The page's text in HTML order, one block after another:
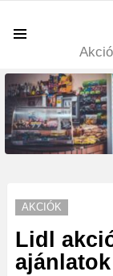
LATEST
STORIES
AKCIÓK
Lidl